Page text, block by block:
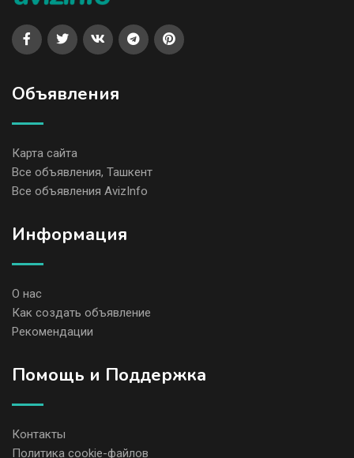
Объявления
Карта сайта
Все объявления, Ташкент
Все объявления AvizInfo
Информация
О нас
Как создать объявление
Рекомендации
Помощь и Поддержка
Контакты
Политика cookie-файлов